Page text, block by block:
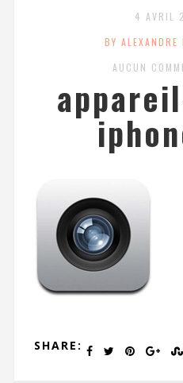
4 AVRIL
BY ALEXANDRE
AUCUN
SHARE: